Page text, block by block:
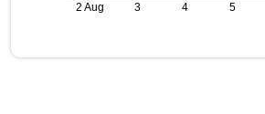
2 Aug 3 4 5